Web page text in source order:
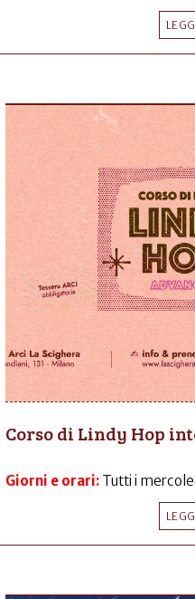
Corso di Lindy Hop
Giorni e orari: Tutti i